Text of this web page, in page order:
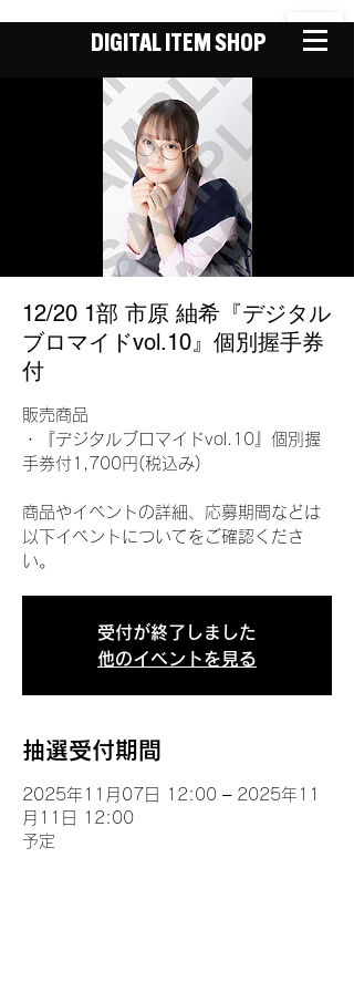
DIGITAL ITEM SHOP
12/20 1部 市原 紬希『デジタル
ブロマイドvol.10』個別握手券
付
販売商品
・『デジタルブロマイドvol.10』個別握
手券付1,700円(税込み)
商品やイベントの詳細、応募期間などは
以下イベントについてをご確認くださ
い。
受付が終了しました
他のイベントを見る
抽選受付期間
2025年11月07日 12:00 – 2025年11
月11日 12:00
予定